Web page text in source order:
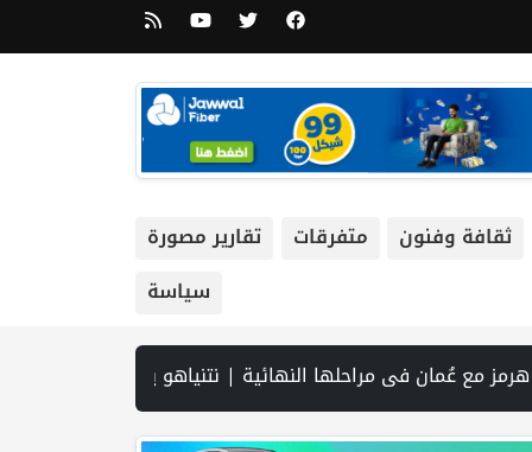
ثقافة وفنون متفرقات
تقارير مصورة
سياسة